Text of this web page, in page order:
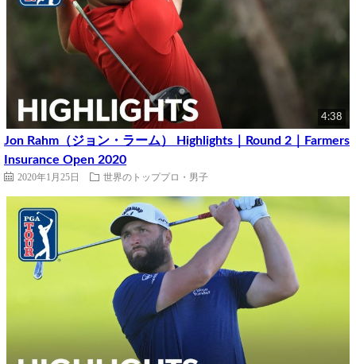
4:38
Jon Rahm（ジョン・ラーム） Highlights｜Round 2｜Farmers
Insurance Open 2020
2020年1月25日 世界のトッププロ・男子